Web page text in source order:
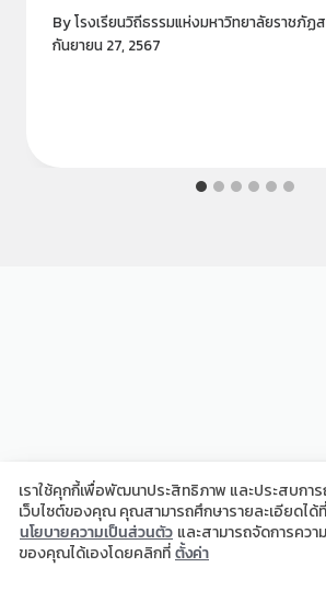
Byโรงเรียนวิถีธรรมแห่งมหาวิทยาลัยราชภัฏ
กันยายน 27, 2567
© 2026 - WordPress Theme by
เราใช้คุกกี้เพื่อพัฒนาประสิทธิภาพ และประสบกา
เว็บไซต์ของคุณ คุณสามารถศึกษารายละเอียดได้ที่
นโยบายความเป็นส่วนตัว และสามารถจัดการควา
ของคุณได้เองโดยคลิกที่ตั้งค่า
We use cookies to enhance your
website. เราใช้คุกกี้เพื่อนำข้อมูลมาปรับปรุงประ